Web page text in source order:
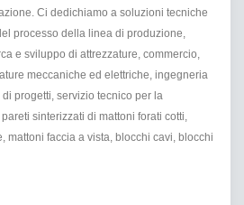
Ci dedichiamo a soluzioni tecniche
processo della linea di produzione,
e sviluppo di attrezzature, commercio,
meccaniche ed elettriche, ingegneria
progetti, servizio tecnico per la
sinterizzati di mattoni forati cotti,
mattoni faccia a vista, blocchi cavi, blocchi